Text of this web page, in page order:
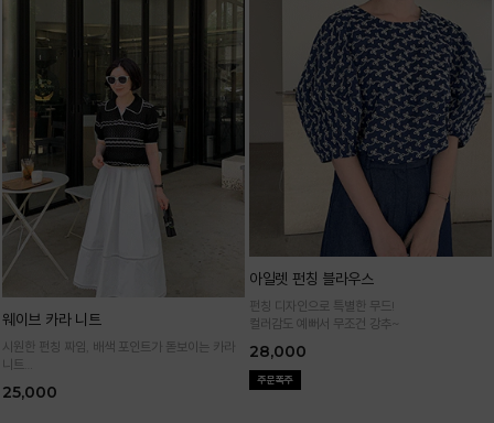
웨이브 카라 니트
시원한 펀칭 짜임, 배색 포인트가 돋보이는 카라
니트
하게 입어요
25,000
아일렛 펀칭 블라우스
펀칭 디자인으로 특별한 무드!
컬러감도 예뻐서 무조건 강추~
28,000